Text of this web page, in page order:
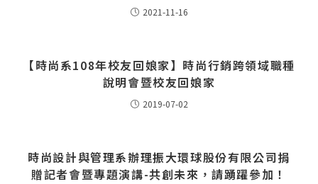
2021-11-16
【時尚系108年校友回娘家】時尚行銷跨領域職種
說明會暨校友回娘家
2019-07-02
時尚設計與管理系辦理振大環球股份有限公司捐
贈記者會暨專題演講-共創未來，請踴躍參加！